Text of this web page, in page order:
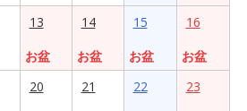
13
お盆
14
お盆
15
お盆
16
お盆
20 21 22 23